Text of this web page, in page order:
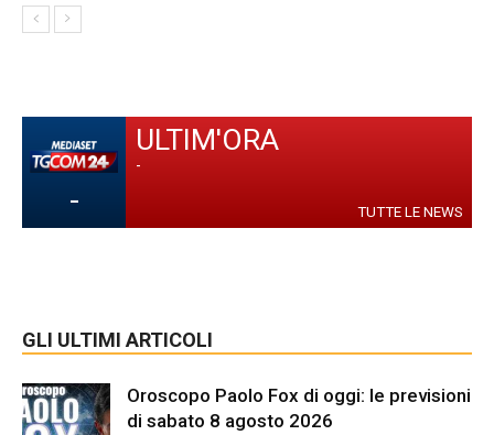
-
ULTIM'ORA
-
TUTTE LE NEWS
GLI ULTIMI ARTICOLI
Oroscopo Paolo Fox di oggi: le previsioni
di sabato 8 agosto 2026